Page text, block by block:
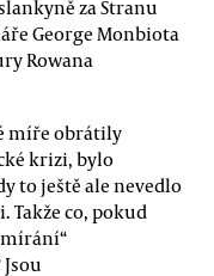
za Stranu
George Monbiota
Rowana
míře obrátily
krizi, bylo
to ještě ale nevedlo
co, pokud